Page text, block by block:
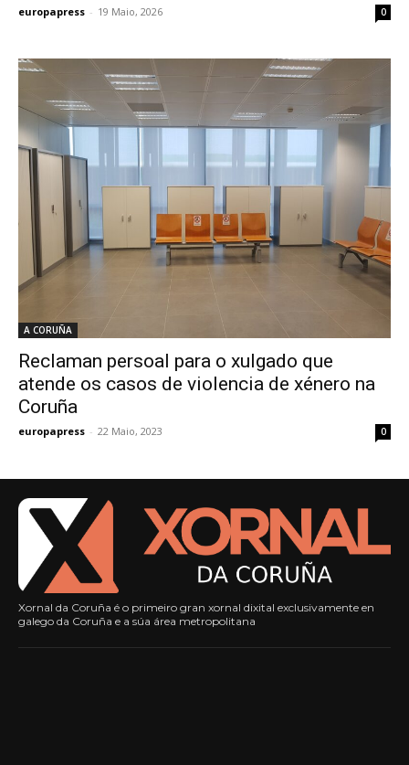
europapress - 19 Maio, 2026 0
A CORUÑA
Reclaman persoal para o xulgado que
atende os casos de violencia de xénero na
Coruña
europapress - 22 Maio, 2023 0
Xornal da Coruña é o primeiro gran xornal dixital exclusivamente en
galego da Coruña e a súa área metropolitana